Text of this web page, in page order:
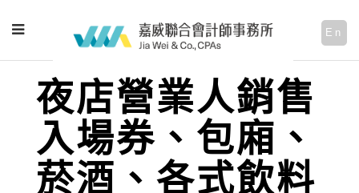
En
夜店營業人銷售
入場券、包廂、
菸酒、各式飲料